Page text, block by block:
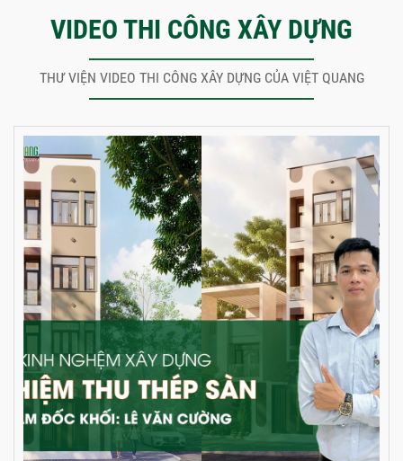
VIDEO THI CÔNG XÂY DỰNG
THƯ VIỆN VIDEO THI CÔNG XÂY DỰNG CỦA VIỆT QUANG